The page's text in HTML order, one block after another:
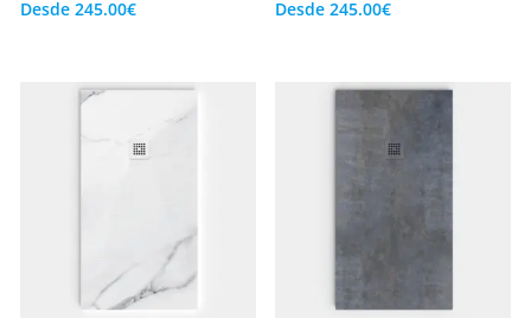
Desde 245.00€ Desde245.00€